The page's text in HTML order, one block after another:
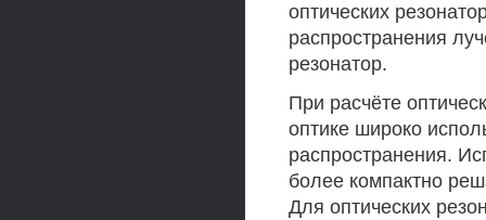
оптических
распространения
резонатор.
При расчёте
оптике широко
распространения.
более компактно
Для оптических